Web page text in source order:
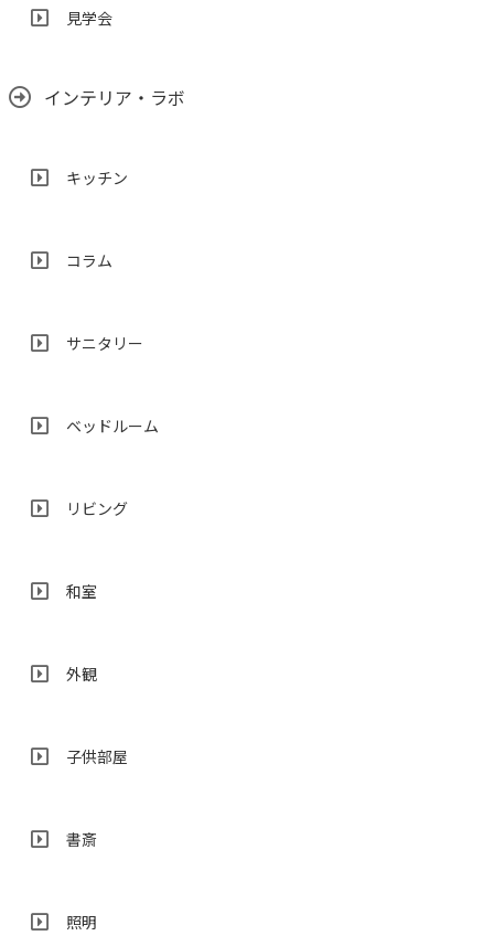
見学会
インテリア・ラボ
キッチン
コラム
サニタリー
ベッドルーム
リビング
和室
外観
子供部屋
書斎
照明